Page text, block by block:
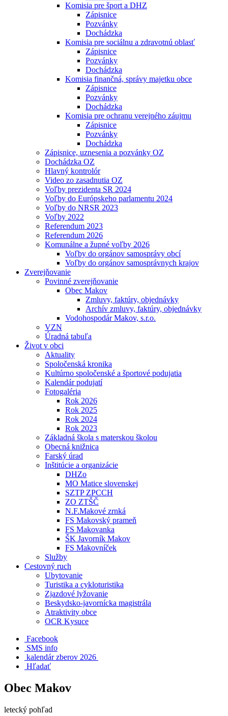
Komisia pre šport a DHZ
Zápisnice
Pozvánky
Dochádzka
Komisia pre sociálnu a zdravotnú oblasť
Zápisnice
Pozvánky
Dochádzka
Komisia finančná, správy majetku obce
Zápisnice
Pozvánky
Dochádzka
Komisia pre ochranu verejného záujmu
Zápisnice
Pozvánky
Dochádzka
Zápisnice, uznesenia a pozvánky OZ
Dochádzka OZ
Hlavný kontrolór
Video zo zasadnutia OZ
Voľby prezidenta SR 2024
Voľby do Európskeho parlamentu 2024
Voľby do NRSR 2023
Voľby 2022
Referendum 2023
Referendum 2026
Komunálne a župné voľby 2026
Voľby do orgánov samosprávy obcí
Voľby do orgánov samosprávnych krajov
Zverejňovanie
Povinné zverejňovanie
Obec Makov
Zmluvy, faktúry, objednávky
Archív zmluvy, faktúry, objednávky
Vodohospodár Makov, s.r.o.
VZN
Úradná tabuľa
Život v obci
Aktuality
Spoločenská kronika
Kultúrno spoločenské a športové podujatia
Kalendár podujatí
Fotogaléria
Rok 2026
Rok 2025
Rok 2024
Rok 2023
Základná škola s materskou školou
Obecná knižnica
Farský úrad
Inštitúcie a organizácie
DHZo
MO Matice slovenskej
SZTP ZPCCH
ZO ZTŠČ
N.F.Makové zrnká
FS Makovský prameň
FS Makovanka
ŠK Javorník Makov
FS Makovníček
Služby
Cestovný ruch
Ubytovanie
Turistika a cykloturistika
Zjazdové lyžovanie
Beskydsko-javornícka magistrála
Atraktivity obce
OCR Kysuce
Facebook
SMS info
​ kalendár zberov 2026
Hľadať
Obec Makov
letecký pohľad